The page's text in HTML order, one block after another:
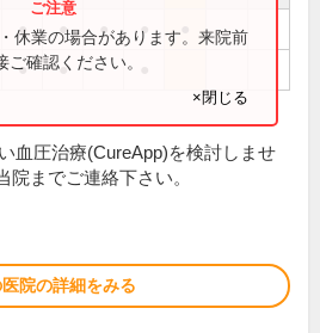
● ● ● ●
● ●
休業の場合があります。来院前
確認ください。
×閉じる
血圧治療(CureApp)を検討しませ
院までご連絡下さい。
院の詳細をみる